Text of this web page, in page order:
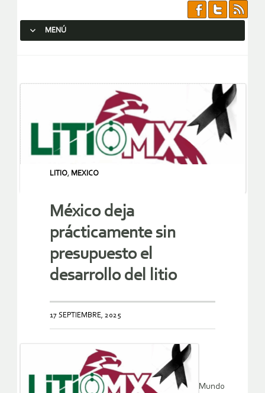
MENÚ
LITIO, MEXICO
México deja
prácticamente sin
presupuesto el
desarrollo del litio
17 SEPTIEMBRE, 2025
Mundo